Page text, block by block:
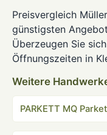
Preisvergleich
günstigsten
Überzeugen Sie
Öffnungszeiten in
Weitere
PARKETT MQ